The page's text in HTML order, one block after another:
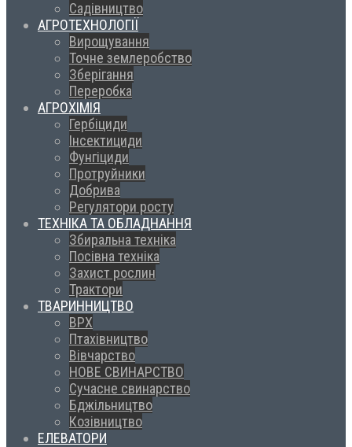
Садівництво
АГРОТЕХНОЛОГІЇ
Вирощування
Точне землеробство
Зберігання
Переробка
АГРОХІМІЯ
Гербіциди
Інсектициди
Фунгіциди
Протруйники
Добрива
Регулятори росту
ТЕХНІКА ТА ОБЛАДНАННЯ
Збиральна техніка
Посівна техніка
Захист рослин
Трактори
ТВАРИННИЦТВО
ВРХ
Птахівництво
Вівчарство
НОВЕ СВИНАРСТВО
Сучасне свинарство
Бджільництво
Козівництво
ЕЛЕВАТОРИ